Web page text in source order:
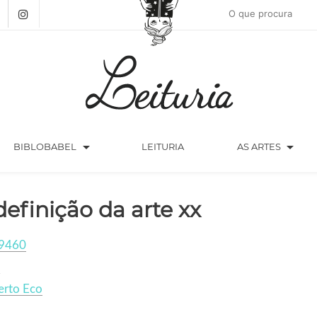
BIBLOBABEL arrow_drop_down LEITURIA AS ARTES arrow_drop_down
da arte xx
Eco